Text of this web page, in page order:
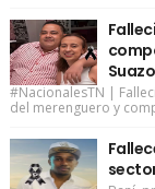
#NacionalesTN |
del merenguero y